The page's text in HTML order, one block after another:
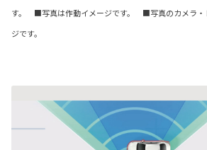
す。 ■写真は作動イメージです。 ■写真のカメラ・
ジです。